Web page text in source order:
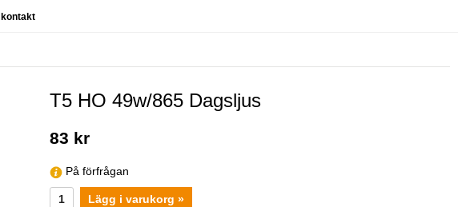
T5 HO 49w/865 Dagsljus
83 kr
På förfrågan
Lägg i varukorg »